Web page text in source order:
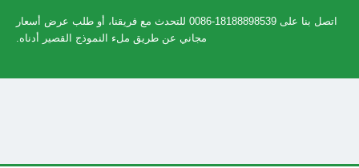
اتصل بنا على 18188898539-0086 للتحدث مع فريقنا، أو طلب عرض أسعار
مجاني عن طريق ملء النموذج القصير أدناه.